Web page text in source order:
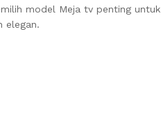
model Meja tv penting untuk
elegan.